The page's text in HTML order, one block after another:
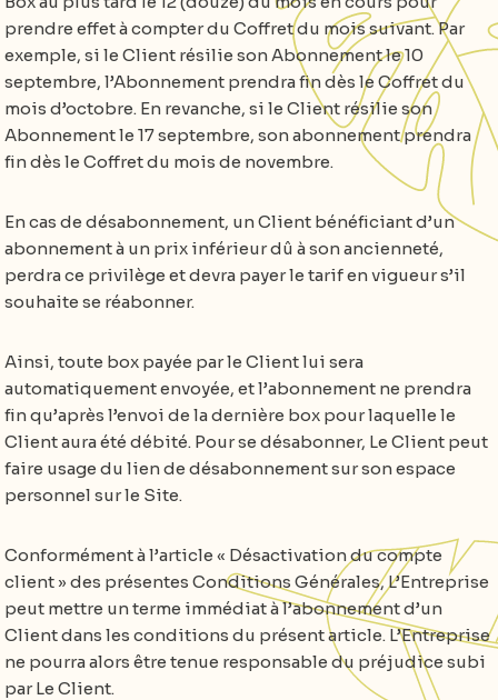
prendre effet à compter du Coffret du mois suivant. Par
exemple, si le Client résilie son Abonnement le 10
septembre, l’Abonnement prendra fin dès le Coffret du
mois d’octobre. En revanche, si le Client résilie son
Abonnement le 17 septembre, son abonnement prendra
fin dès le Coffret du mois de novembre.
En cas de désabonnement, un Client bénéficiant d’un
abonnement à un prix inférieur dû à son ancienneté,
perdra ce privilège et devra payer le tarif en vigueur s’il
souhaite se réabonner.
Ainsi, toute box payée par le Client lui sera
automatiquement envoyée, et l’abonnement ne prendra
fin qu’après l’envoi de la dernière box pour laquelle le
Client aura été débité. Pour se désabonner, Le Client peut
faire usage du lien de désabonnement sur son espace
personnel sur le Site.
Conformément à l’article « Désactivation du compte
client » des présentes Conditions Générales, L’Entreprise
peut mettre un terme immédiat à l’abonnement d’un
Client dans les conditions du présent article. L’Entreprise
ne pourra alors être tenue responsable du préjudice subi
par Le Client.